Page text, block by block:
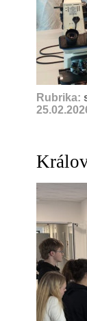
Rubrika: